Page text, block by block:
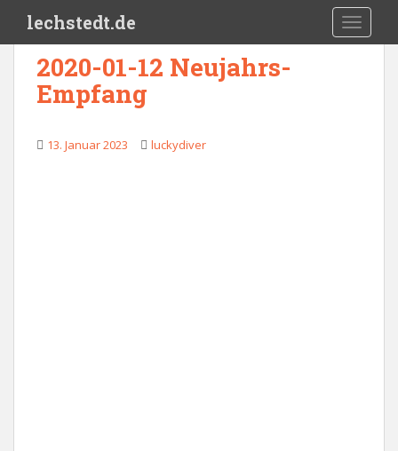
lechstedt.de
2020-01-12 Neujahrs-
Empfang
13. Januar 2023 luckydiver